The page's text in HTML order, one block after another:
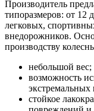
Производитель
типоразмеров: от 12
легковых,
внедорожников.
производству
небольшой вес;
возможность
экстремальных
стойкое